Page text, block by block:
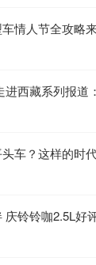
情人节全攻略
系列报道：热旦，
车？这样的时
铃铃咖2.5L好